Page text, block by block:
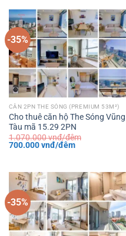
đêm.
600.000 vnđ/
đêm.
-35%
CĂN 2PN THE SÓNG (PREMIUM 53M²)
Cho thuê căn hộ The Sóng Vũng
Tàu mã 15.29 2PN
1.070.000vnđ/đêm
Giá
đêm.
700.000vnđ/đêmGiá
700.000 vnđ/
đêm.
-35%